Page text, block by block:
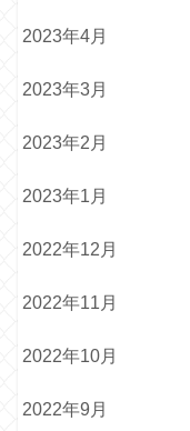
2023年4月
2023年3月
2023年2月
2023年1月
2022年12月
2022年11月
2022年10月
2022年9月